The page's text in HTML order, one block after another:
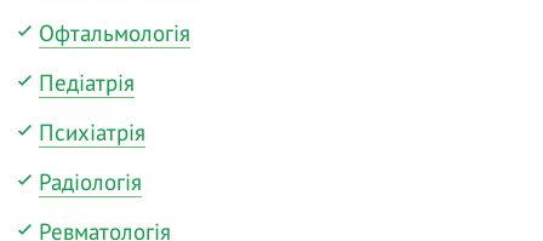
Офтальмологія
Педіатрія
Психіатрія
Радіологія
Ревматологія